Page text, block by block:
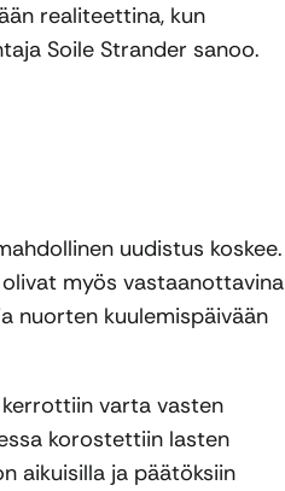
realiteettina, kun
Soile Strander sanoo.
uudistus koskee.
myös vastaanottavina
nuorten kuulemispäivään
varta vasten
korostettiin lasten
aikuisilla ja päätöksiin